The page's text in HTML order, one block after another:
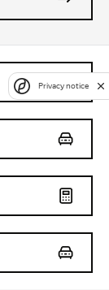
Privacy notice